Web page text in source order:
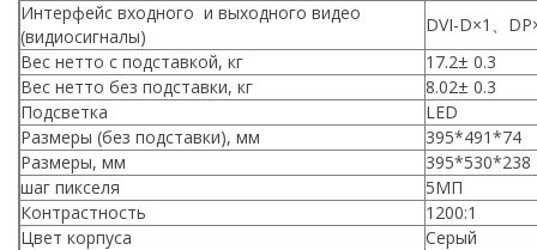
Интерфейс входного и выходного видео
(видиосигналы)
DVI-D×1、
Вес нетто с подставкой, кг
17.2± 0.3
Вес нетто без подставки, кг
8.02± 0.3
Подсветка
LED
Размеры (без подставки), мм
395*491*74
Размеры, мм
395*530*238
шаг пикселя
5МП
Контрастность
1200:1
Цвет корпуса
Серый